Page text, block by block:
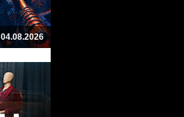
04.08.2026